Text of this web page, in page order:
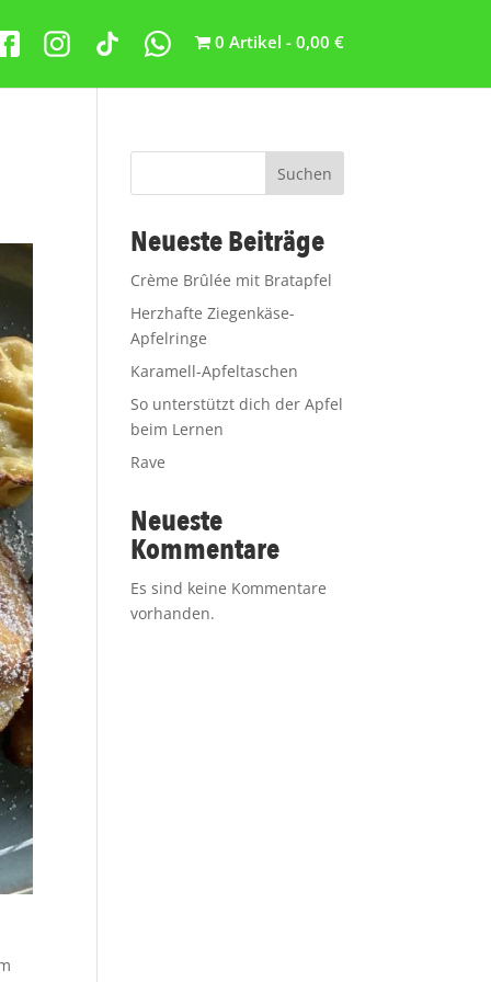
0 Artikel 0,00 €
Suchen
Neueste Beiträge
Crème Brûlée mit Bratapfel
Herzhafte Ziegenkäse-
Apfelringe
Karamell-Apfeltaschen
So unterstützt dich der Apfel
beim Lernen
Rave
Neueste
Kommentare
Es sind keine Kommentare
vorhanden.